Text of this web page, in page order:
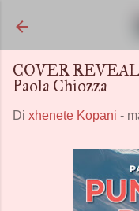
COVER
Paola Chiozza
Di xhenete Kopani -